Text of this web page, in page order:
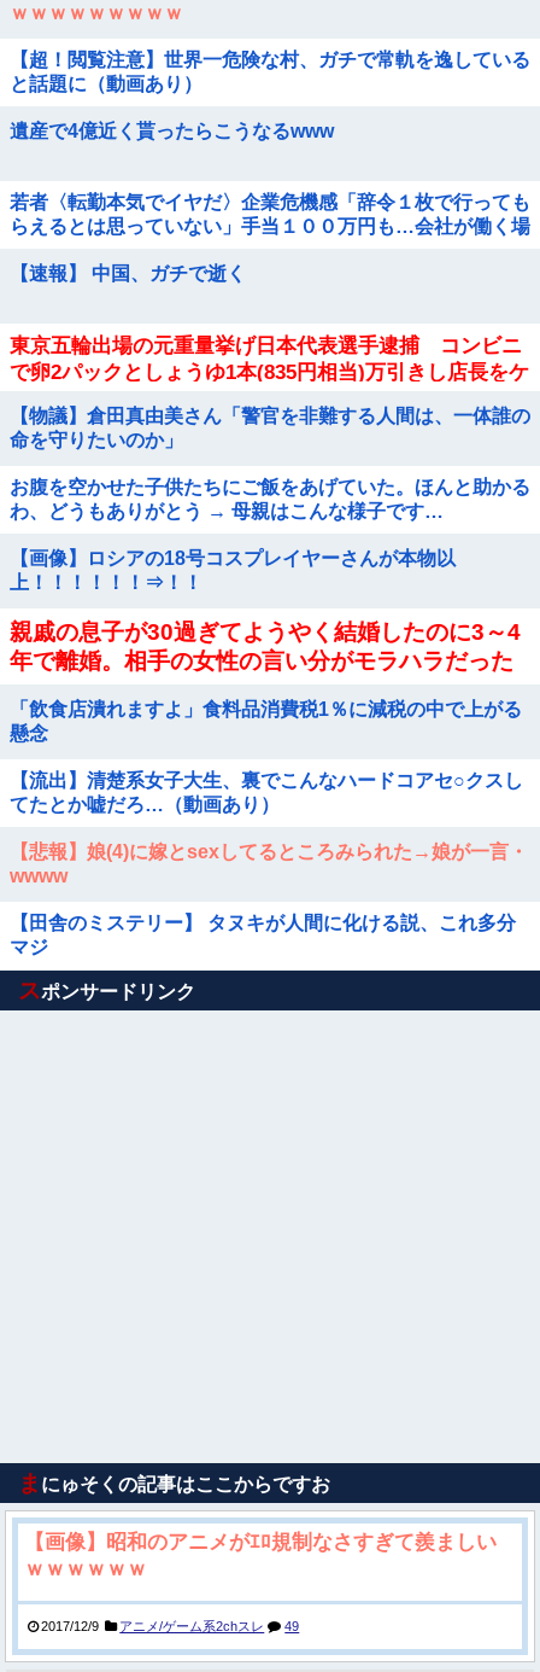
ｗｗｗｗｗｗｗｗｗ
【超！閲覧注意】世界一危険な村、ガチで常軌を逸している
と話題に（動画あり）
遺産で4億近く貰ったらこうなるwww
若者〈転勤本気でイヤだ〉企業危機感「辞令１枚で行っても
らえるとは思っていない」手当１００万円も…会社が働く場
【速報】 中国、ガチで逝く
東京五輪出場の元重量挙げ日本代表選手逮捕 コンビニ
で卵2パックとしょうゆ1本(835円相当)万引きし店長をケ
ガさせたか
【物議】倉田真由美さん「警官を非難する人間は、一体誰の
命を守りたいのか」
お腹を空かせた子供たちにご飯をあげていた。ほんと助かる
わ、どうもありがとう → 母親はこんな様子です…
【画像】ロシアの18号コスプレイヤーさんが本物以
上！！！！！！⇒！！
親戚の息子が30過ぎてようやく結婚したのに3～4
年で離婚。相手の女性の言い分がモラハラだった
「飲食店潰れますよ」食料品消費税1％に減税の中で上がる
懸念
【流出】清楚系女子大生、裏でこんなハードコアセ○クスし
てたとか嘘だろ…（動画あり）
【悲報】娘(4)に嫁とsexしてるところみられた→娘が一言・
wwww
【田舎のミステリー】 タヌキが人間に化ける説、これ多分
マジ
Powered by livedoor 相互RSS
スポンサードリンク
ま にゅそくの記事はここからですお
【画像】昭和のアニメがｴﾛ規制なさすぎて羨ましい
ｗｗｗｗｗｗ
2017/12/9 アニメ/ゲーム系2chスレ 49